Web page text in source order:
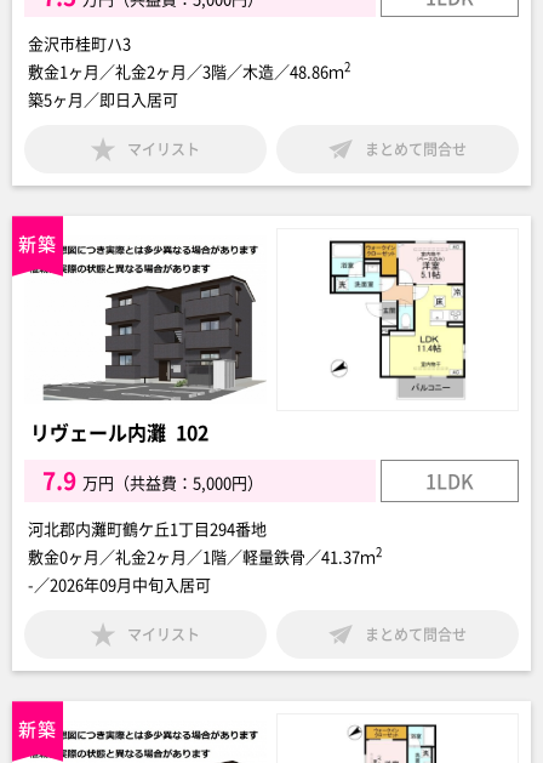
金沢市桂町ハ3
敷金1ヶ月／礼金2ヶ月／3階／木造／48.86ｍ2
築5ヶ月／即日入居可
マイリスト まとめて問合せ
リヴェール内灘 102
7.9 万円（共益費：5,000円） 1LDK
河北郡内灘町鶴ケ丘1丁目294番地
敷金0ヶ月／礼金2ヶ月／1階／軽量鉄骨／41.37ｍ2
-／2026年09月中旬入居可
マイリスト まとめて問合せ